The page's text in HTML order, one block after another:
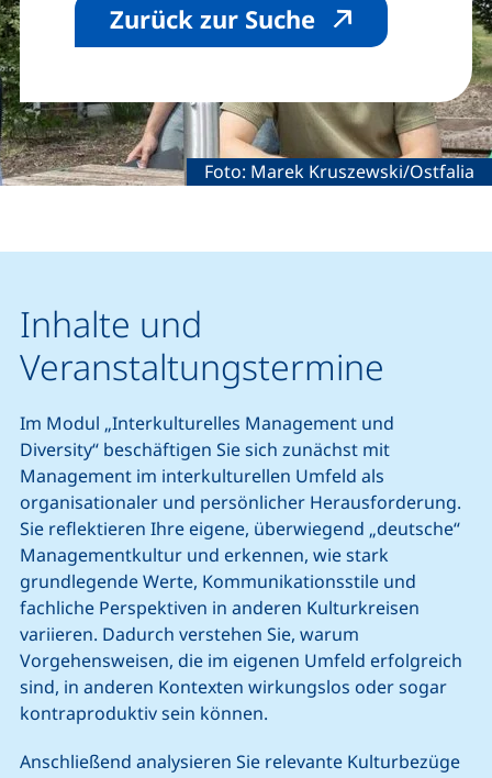
Zurück zur Suche (externer
Rechtliche Information zum
Foto: Marek Kruszewski/Ostfalia
Inhalte und
Veranstaltungstermine
Im Modul „Interkulturelles Management und
Diversity“ beschäftigen Sie sich zunächst mit
Management im interkulturellen Umfeld als
organisationaler und persönlicher Herausforderung.
Sie reflektieren Ihre eigene, überwiegend „deutsche“
Managementkultur und erkennen, wie stark
grundlegende Werte, Kommunikationsstile und
fachliche Perspektiven in anderen Kulturkreisen
variieren. Dadurch verstehen Sie, warum
Vorgehensweisen, die im eigenen Umfeld erfolgreich
sind, in anderen Kontexten wirkungslos oder sogar
kontraproduktiv sein können.
Anschließend analysieren Sie relevante Kulturbezüge